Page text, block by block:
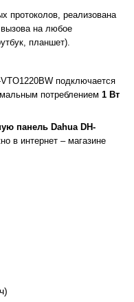
протоколов, реализована
на любое
планшет).
подключается
потреблением 1 Вт
панель Dahua DH-
в интернет – магазине